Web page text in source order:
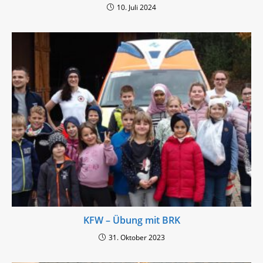
10. Juli 2024
KFW – Übung mit BRK
31. Oktober 2023